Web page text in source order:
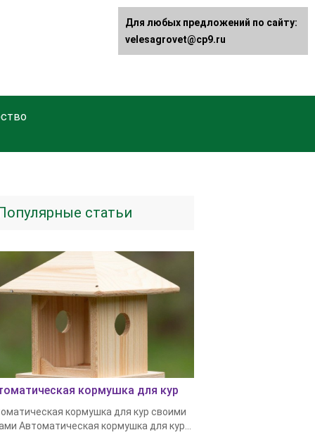
статьи
кормушка для кур
кормушка для кур своими
Автоматическая кормушка для кур...
Для любых предложений по сайту:
velesagrovet@cp9.ru